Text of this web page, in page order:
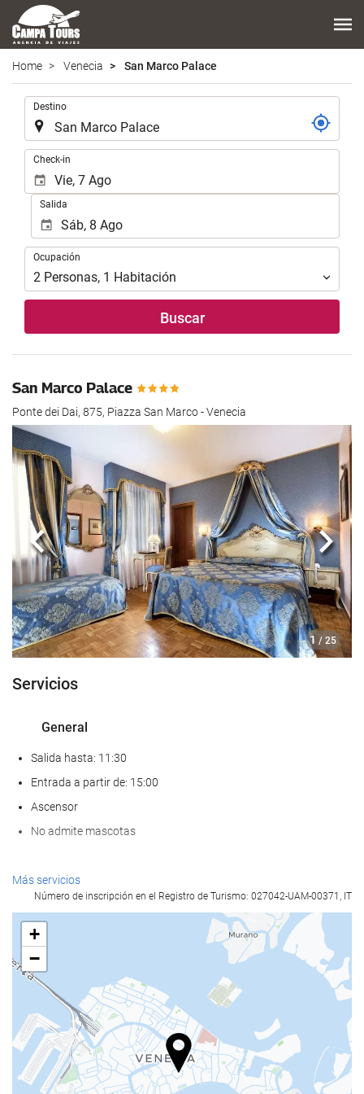
Home Venecia San Marco Palace
Destino
Check-in
Salida
Ocupación
Ocupación
2 Personas, 1 Habitación
Buscar
San Marco Palace
Ponte dei Dai, 875, Piazza San Marco - Venecia
1 / 25
Anterior
Servicios
General
Salida hasta: 11:30
Entrada a partir de: 15:00
Ascensor
No admite mascotas
Servicios de recepción
Recepción 24 horas
Guardaequipaje
Comida y bebida
Restaurante a la carta
Bar
Acceso a Internet
Más servicios
Número de inscripción en el Registro de Turismo: 027042-UAM-00371, IT
+
−